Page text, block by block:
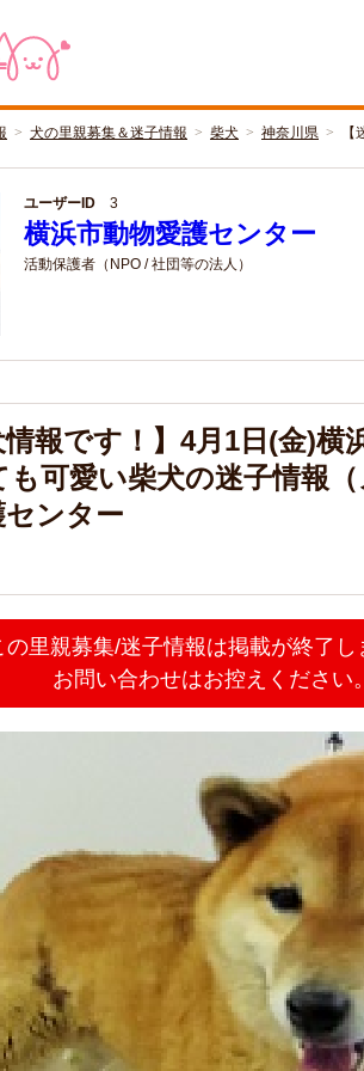
犬の里親募集＆迷子情報 柴犬 神奈川県
ユーザーID 3
横浜市動物愛護センター
活動保護者（NPO / 社団等の法人）
情報です！】4月1日(金)横
可愛い柴犬の迷子情報
ンター
の里親募集/迷子情報は掲載が終了し
お問い合わせはお控えください。